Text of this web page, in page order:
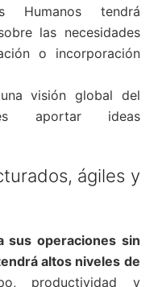
Humanos tendrá
las necesidades
o incorporación
visión global del
aportar ideas
ágiles y
sus operaciones sin
altos niveles de
productividad y